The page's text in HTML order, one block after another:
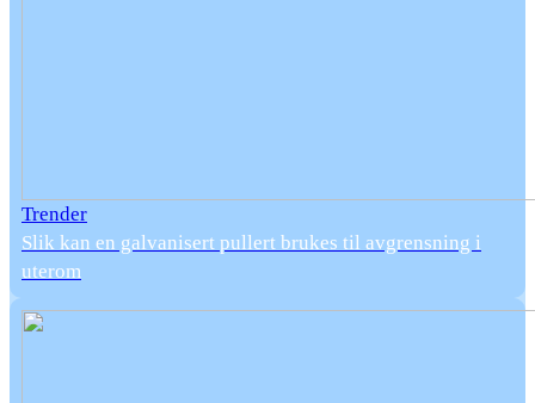
Trender
Slik kan en galvanisert pullert brukes til avgrensning i
uterom